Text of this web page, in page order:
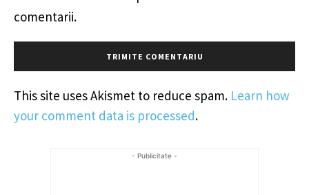
comentarii.
This site uses Akismet to reduce spam. Learn how
your comment data is processed.
- Publicitate -